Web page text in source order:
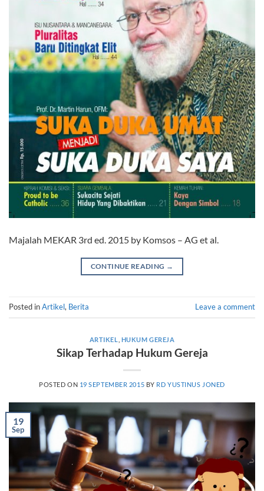
Majalah MEKAR 3rd ed. 2015 by Komsos – AG et al.
CONTINUE READING →
Posted inArtikel, Berita Leave a comment
ARTIKEL HUKUM GEREJA
Sikap Terhadap Hukum Gereja
POSTED ON 19 SEPTEMBER 2015 BY RD YUSTINUS JONED
19
Sep